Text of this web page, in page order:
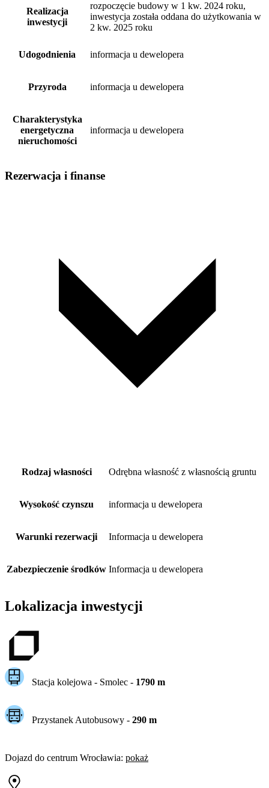
Realizacja
inwestycji
rozpoczęcie budowy w 1 kw. 2024 roku,
inwestycja została oddana do użytkowania w
2 kw. 2025 roku
Udogodnienia informacja u dewelopera
Przyroda informacja u dewelopera
Charakterystyka
energetyczna
nieruchomości
informacja u dewelopera
Rezerwacja i finanse
Rodzaj własności Odrębna własność z własnością gruntu
Wysokość czynszu informacja u dewelopera
Warunki rezerwacji Informacja u dewelopera
Zabezpieczenie środków Informacja u dewelopera
Lokalizacja inwestycji
Stacja kolejowa - Smolec- 1790m
Przystanek Autobusowy - 290m
Dojazd do centrum Wrocławia: pokaż